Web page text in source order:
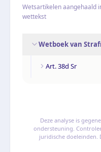
Wetsartikelen aangehaald
wettekst
Wetboek van
Art. 38d Sr
Deze analyse is
ondersteuning.
juridische doeleinden.